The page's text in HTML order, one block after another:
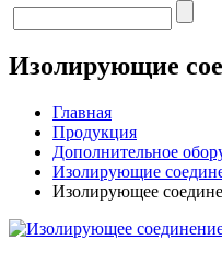
Изолирующие
Главная
Продукция
Дополнительное
Изолирующие
Изолирующее